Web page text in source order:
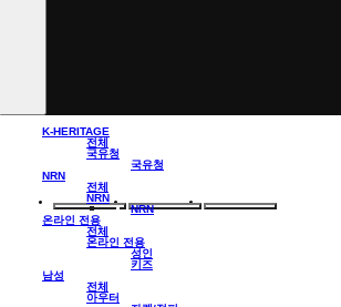
K-HERITAGE
전체
국유청
국유청
NRN
전체
NRN
NRN
온라인 전용
전체
온라인 전용
성인
키즈
남성
전체
아우터